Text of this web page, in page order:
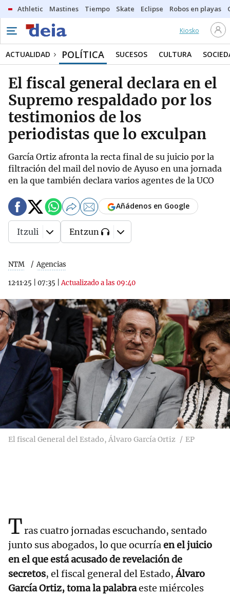
Athletic Mastines Tiempo Skate Eclipse Robos en playas
Kiosko
ACTUALIDAD POLÍTICA SUCESOS CULTURA
El fiscal general declara en el
Supremo respaldado por los
testimonios de los
periodistas que lo exculpan
García Ortiz afronta la recta final de su juicio por la
filtración del mail del novio de Ayuso en una jornada
en la que también declara varios agentes de la UCO
NTM Agencias
12·11·25 07:35 |Actualizado a las 09:40
Añádenos en Google
Itzuli Entzun
El fiscal General del Estado, Álvaro García Ortiz EP
Tras cuatro jornadas escuchando, sentado
junto sus abogados, lo que ocurríaen el juicio
en el que está acusado de revelación de
secretos, el fiscal general del Estado,Álvaro
García Ortiz, toma la palabraeste miércoles